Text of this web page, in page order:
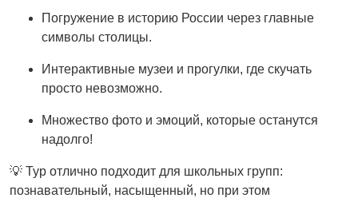
Погружение в историю России через главные
символы столицы.
Интерактивные музеи и прогулки, где скучать
просто невозможно.
Множество фото и эмоций, которые останутся
надолго!
💡 Тур отлично подходит для школьных групп:
познавательный, насыщенный, но при этом